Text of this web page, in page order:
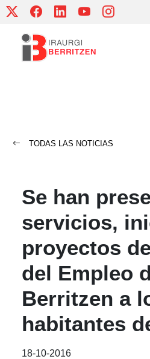
Skip
content
TODAS LAS NOTICIAS
Se han
servicios,
proyectos
del Empleo
Berritzen a
habitantes
18-10-2016